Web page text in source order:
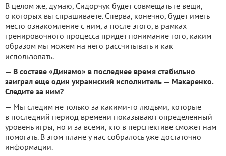
В целом же, думаю, Сидорчук будет совмещать те вещи,
о которых вы спрашиваете. Сперва, конечно, будет иметь
место ознакомление с ним, а после этого, в рамках
тренировочного процесса придет понимание того, каким
образом мы можем на него рассчитывать и как
использовать.
— В составе «Динамо» в последнее время стабильно
заиграл еще один украинский исполнитель — Макаренко.
Следите за ним?
— Мы следим не только за какими-то людьми, которые
в последний период времени показывают определенный
уровень игры, но и за всеми, кто в перспективе сможет нам
помогать. В этом плане у нас собралось уже достаточно
информации.